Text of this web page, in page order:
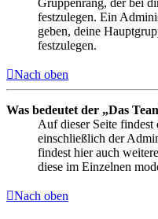
Gruppenrang, der bei
festzulegen. Ein
geben, deine
festzulegen.
Nach oben
Was bedeutet der „Das
Auf dieser Seite findest
einschließlich der
findest hier auch
diese im Einzelnen
Nach oben